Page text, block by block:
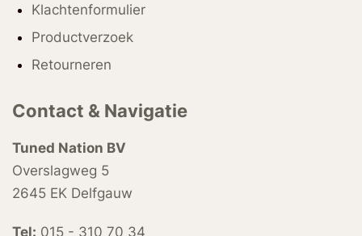
Klachtenformulier
Productverzoek
Retourneren
Contact & Navigatie
Tuned Nation BV
Overslagweg 5
2645 EK Delfgauw
Tel: 015 - 310 70 34